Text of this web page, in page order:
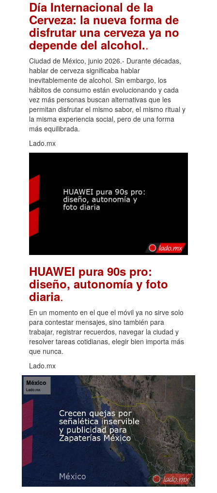
Día Internacional de la
Cerveza: la nueva forma de
disfrutar una cerveza ya no
depende del alcohol..
Ciudad de México, junio 2026.- Durante décadas,
hablar de cerveza significaba hablar
inevitablemente de alcohol. Sin embargo, los
hábitos de consumo están evolucionando y cada
vez más personas buscan alternativas que les
permitan disfrutar el mismo sabor, el mismo ritual y
la misma experiencia social, pero de una forma
más equilibrada.
Lado.mx
HUAWEI pura 90s pro:
diseño, autonomía y foto
diaria.
En un momento en el que el móvil ya no sirve solo
para contestar mensajes, sino también para
trabajar, registrar recuerdos, navegar la ciudad y
resolver tareas cotidianas, elegir bien importa más
que nunca.
Lado.mx